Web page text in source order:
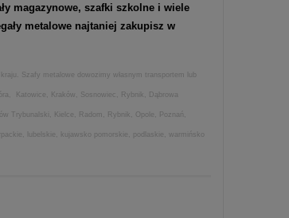
magazynowe, szafki szkolne i wiele
metalowe najtaniej zakupisz w
Szafy metalowe dowozimy własnym transportem lub
Katowice, Kraków, Sosnowiec, Rybnik, Dąbrowa
Trybunalski, Kielce, Radom, Rybnik, Opole, Poznań,
lubelskie, kujawsko pomorskie, podlaskie, warmińsko